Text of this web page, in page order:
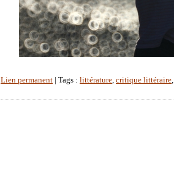
Lien permanent | Tags : littérature, critique littéraire,